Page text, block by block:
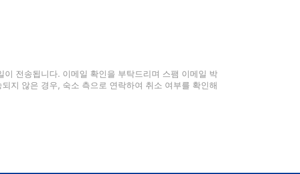
전송됩니다. 이메일 확인을 부탁드리며 스팸 이메일 박
지 않은 경우, 숙소 측으로 연락하여 취소 여부를 확인해